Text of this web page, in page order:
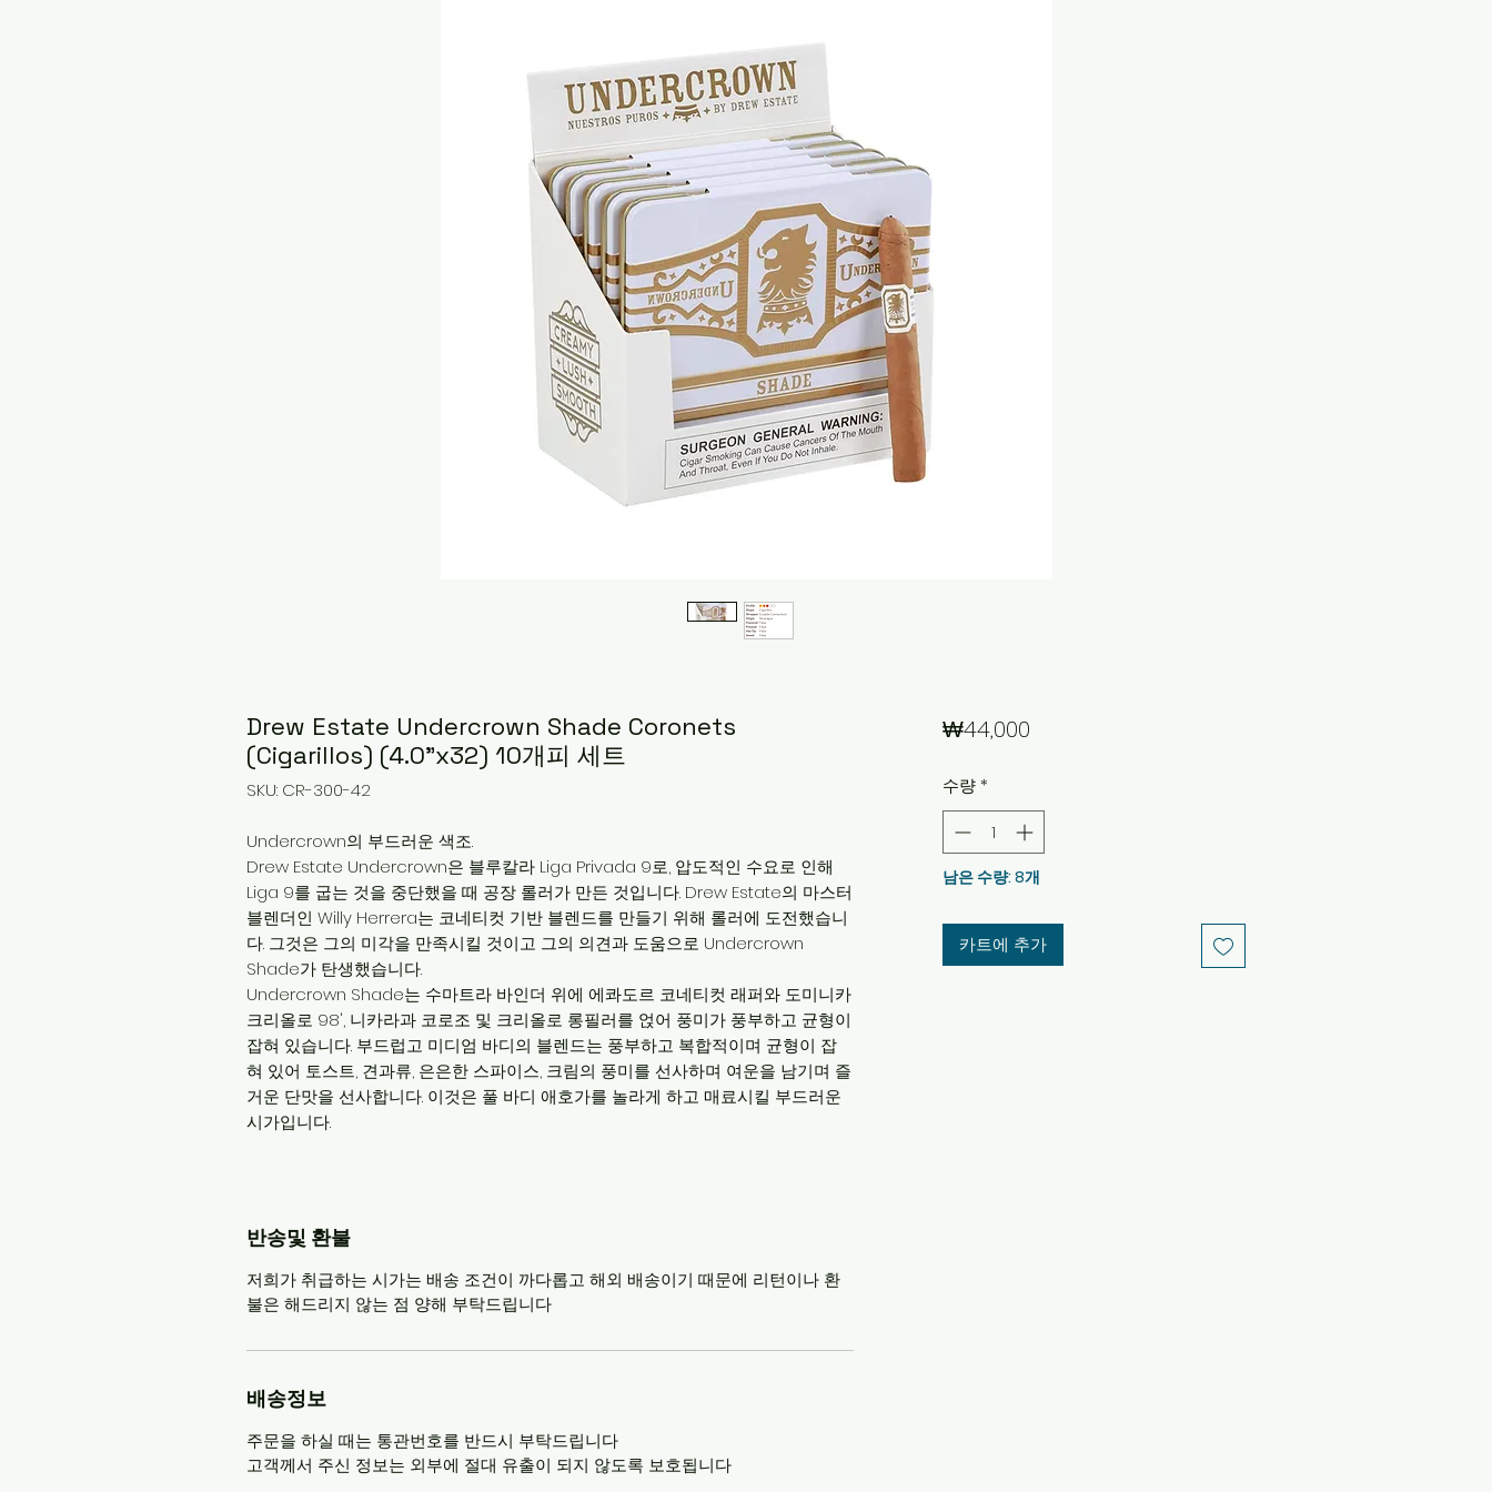
Drew Estate Undercrown Shade Coronets
(Cigarillos) (4.0"x32) 10개피 세트
SKU: CR-300-42
Undercrown의 부드러운 색조.
Drew Estate Undercrown은 블루칼라 Liga Privada 9로, 압도적인 수요로 인해
Liga 9를 굽는 것을 중단했을 때 공장 롤러가 만든 것입니다. Drew Estate의 마스터
블렌더인 Willy Herrera는 코네티컷 기반 블렌드를 만들기 위해 롤러에 도전했습니
다. 그것은 그의 미각을 만족시킬 것이고 그의 의견과 도움으로 Undercrown
Shade가 탄생했습니다.
Undercrown Shade는 수마트라 바인더 위에 에콰도르 코네티컷 래퍼와 도미니카
크리올로 98', 니카라과 코로조 및 크리올로 롱필러를 얹어 풍미가 풍부하고 균형이
잡혀 있습니다. 부드럽고 미디엄 바디의 블렌드는 풍부하고 복합적이며 균형이 잡
혀 있어 토스트, 견과류, 은은한 스파이스, 크림의 풍미를 선사하며 여운을 남기며 즐
거운 단맛을 선사합니다. 이것은 풀 바디 애호가를 놀라게 하고 매료시킬 부드러운
시가입니다.
반송및 환불
저희가 취급하는 시가는 배송 조건이 까다롭고 해외 배송이기 때문에 리턴이나 환
불은 해드리지 않는 점 양해 부탁드립니다
배송정보
주문을 하실 때는 통관번호를 반드시 부탁드립니다
고객께서 주신 정보는 외부에 절대 유출이 되지 않도록 보호됩니다
₩44,000가
수량 *
남은 수량: 8개
카트에 추가